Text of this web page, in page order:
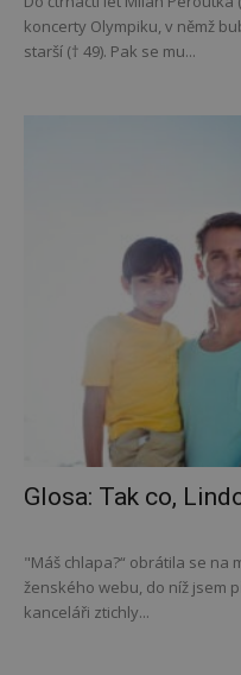
koncerty Olympiku, v němž
starší († 49). Pak se mu...
Glosa: Tak co,
"Máš chlapa?“ obrátila se na
ženského webu, do níž jsem
kanceláři ztichly...